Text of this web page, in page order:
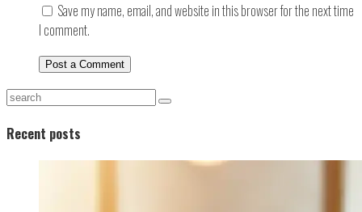
Save my name, email, and website in this browser for the next time
I comment.
Recent posts